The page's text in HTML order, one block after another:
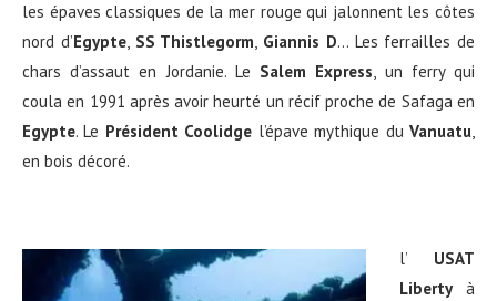
les épaves classiques de la mer rouge qui jalonnent les côtes
nord d’Egypte, SS Thistlegorm, Giannis D… Les ferrailles de
chars d’assaut en Jordanie. Le Salem Express, un ferry qui
coula en 1991 après avoir heurté un récif proche de Safaga en
Egypte. Le Président Coolidge l’épave mythique duVanuatu,
en bois décoré.
l’ USAT
Libertyà